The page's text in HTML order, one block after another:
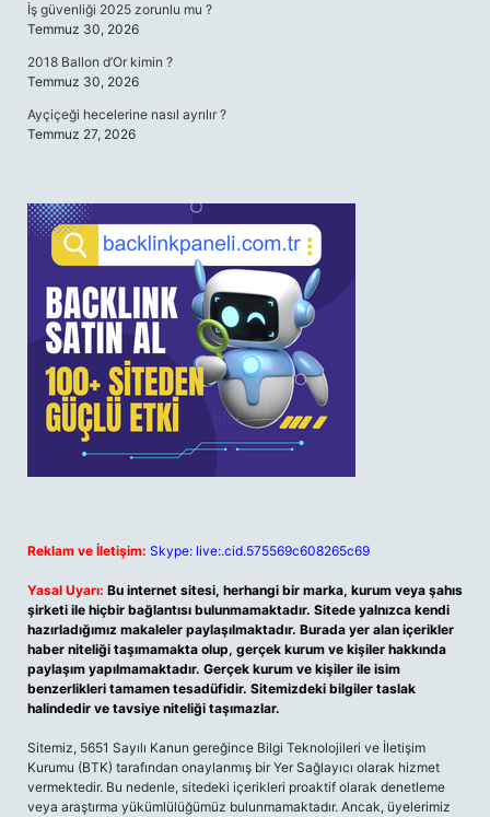
İş güvenliği 2025 zorunlu mu ?
Temmuz 30, 2026
2018 Ballon d’Or kimin ?
Temmuz 30, 2026
Ayçiçeği hecelerine nasıl ayrılır ?
Temmuz 27, 2026
Reklam ve İletişim: Skype: live:.cid.575569c608265c69
Yasal Uyarı: Bu internet sitesi, herhangi bir marka, kurum veya şahıs
şirketi ile hiçbir bağlantısı bulunmamaktadır. Sitede yalnızca kendi
hazırladığımız makaleler paylaşılmaktadır. Burada yer alan içerikler
haber niteliği taşımamakta olup, gerçek kurum ve kişiler hakkında
paylaşım yapılmamaktadır. Gerçek kurum ve kişiler ile isim
benzerlikleri tamamen tesadüfidir. Sitemizdeki bilgiler taslak
halindedir ve tavsiye niteliği taşımazlar.
Sitemiz, 5651 Sayılı Kanun gereğince Bilgi Teknolojileri ve İletişim
Kurumu (BTK) tarafından onaylanmış bir Yer Sağlayıcı olarak hizmet
vermektedir. Bu nedenle, sitedeki içerikleri proaktif olarak denetleme
veya araştırma yükümlülüğümüz bulunmamaktadır. Ancak, üyelerimiz